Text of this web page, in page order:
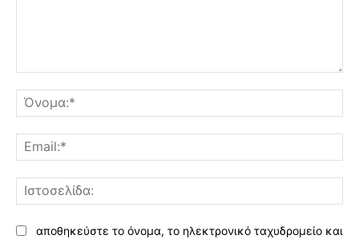
αποθηκεύστε το όνομα, το ηλεκτρονικό ταχυδρομείο και